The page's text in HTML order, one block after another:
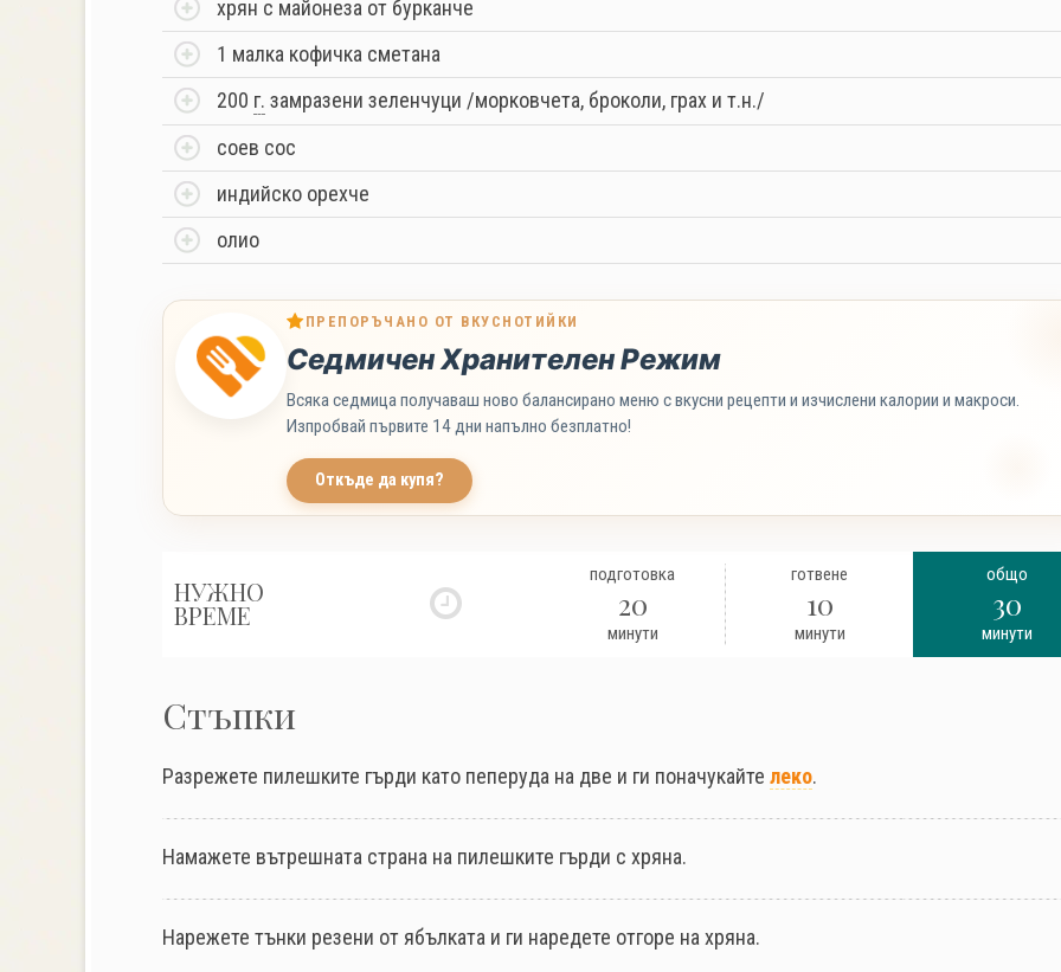
хрян с майонеза от бурканче
1 малка кофичка сметана
200 г. замразени зеленчуци /морковчета, броколи, грах и т.н./
соев сос
индийско орехче
олио
ПРЕПОРЪЧАНО ОТ ВКУСНОТИЙКИ
Седмичен Хранителен Режим
Всяка седмица получаваш ново балансирано меню с вкусни рецепти и изчислени калории и макроси.
Изпробвай първите 14 дни напълно безплатно!
Откъде да купя?
НУЖНО
ВРЕМЕ
подготовка
20
минути
готвене
10
минути
общо
30
минути
Стъпки
Разрежете пилешките гърди като пеперуда на две и ги поначукайте леко.
Намажете вътрешната страна на пилешките гърди с хряна.
Нарежете тънки резени от ябълката и ги наредете отгоре на хряна.